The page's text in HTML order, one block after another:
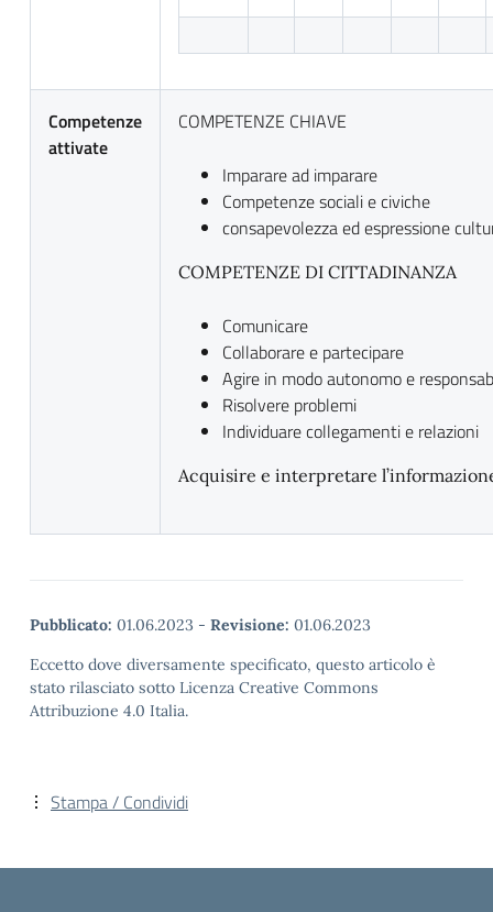
Competenze
attivate
COMPETENZE CHIAVE
Imparare ad imparare
Competenze sociali e civiche
consapevolezza ed espressione
COMPETENZE DI CITTADINANZA
Comunicare
Collaborare e partecipare
Agire in modo autonomo e
Risolvere problemi
Individuare collegamenti e relazioni
Acquisire e interpretare
Pubblicato: 01.06.2023 - Revisione: 01.06.2023
Eccetto dove diversamente specificato, questo articolo è
stato rilasciato sotto Licenza Creative Commons
Attribuzione 4.0 Italia.
Stampa / Condividi